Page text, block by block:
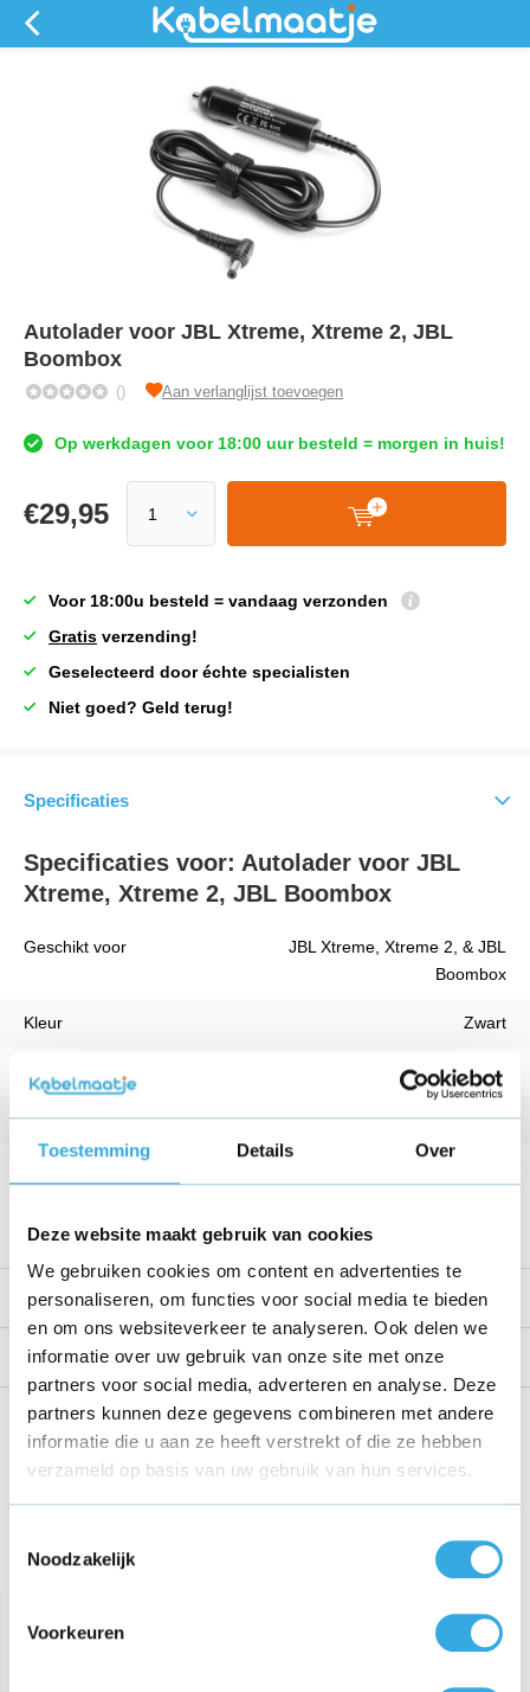
Toestemming Details Over
Deze website maakt gebruik van cookies
We gebruiken cookies om content en advertenties te
personaliseren, om functies voor social media te bieden
en om ons websiteverkeer te analyseren. Ook delen we
informatie over uw gebruik van onze site met onze
partners voor social media, adverteren en analyse. Deze
partners kunnen deze gegevens combineren met andere
informatie die u aan ze heeft verstrekt of die ze hebben
verzameld op basis van uw gebruik van hun services.
Noodzakelijk
Voorkeuren
Autolader voor JBL Xtreme, Xtreme 2, JBL
Boombox
() Aan verlanglijst toevoegen
Op werkdagen voor 18:00 uur besteld = morgen in huis!
€29,95
Voor 18:00u besteld = vandaag verzonden
Gratis verzending!
Geselecteerd door échte specialisten
Niet goed? Geld terug!
Specificaties
Specificaties voor: Autolader voor JBL
Xtreme, Xtreme 2, JBL Boombox
Geschikt voor
JBL Xtreme, Xtreme 2, & JBL
Boombox
Kleur Zwart
90 W
Kabellengte 1 Meter
Productomschrijving
Reviews
Share this product!
Recent bekeken